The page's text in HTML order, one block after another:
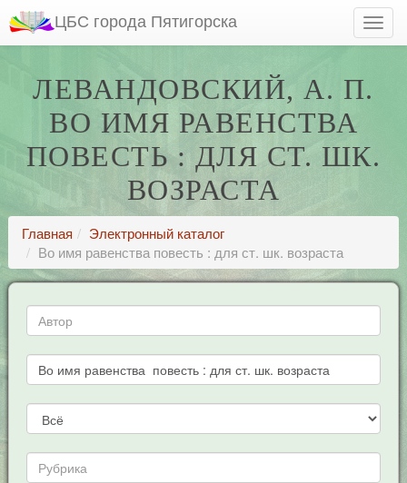
ЦБС города Пятигорска
ЛЕВАНДОВСКИЙ, А. П.
ВО ИМЯ РАВЕНСТВА
ПОВЕСТЬ : ДЛЯ СТ. ШК.
ВОЗРАСТА
Главная
Электронный каталог
Во имя равенства повесть : для ст. шк. возраста